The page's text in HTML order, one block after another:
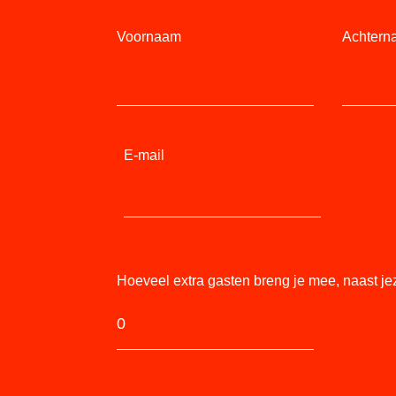
Voornaam
E-mail
Hoeveel extra gasten breng je mee, naast